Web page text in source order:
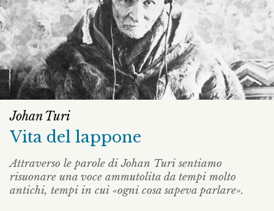
Johan Turi
Vita del lappone
Attraverso le parole di Johan Turi sentiamo
risuonare una voce ammutolita da tempi molto
antichi, tempi in cui «ogni cosa sapeva parlare».